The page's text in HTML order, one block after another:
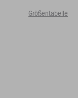
Größentabelle